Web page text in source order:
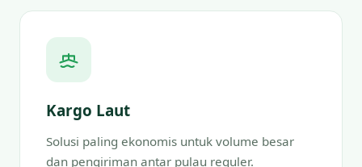
Kargo Laut
Solusi paling ekonomis untuk volume besar
dan pengiriman antar pulau reguler.